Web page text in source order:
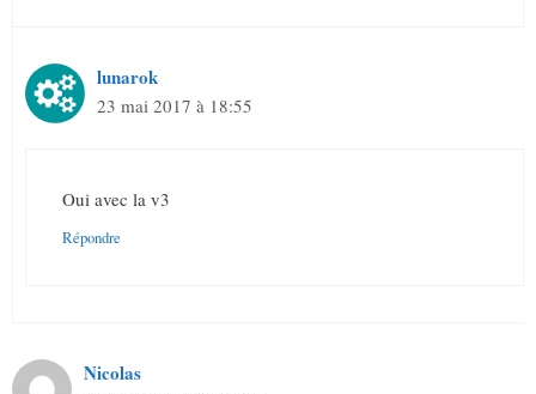
lunarok
23 mai 2017 à 18:55
Oui avec la v3
Répondre
Nicolas